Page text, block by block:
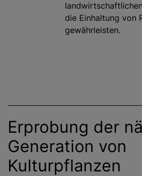
die Einhaltung von
gewährleisten.
Erprobung der
Generation von
Kulturpflanzen